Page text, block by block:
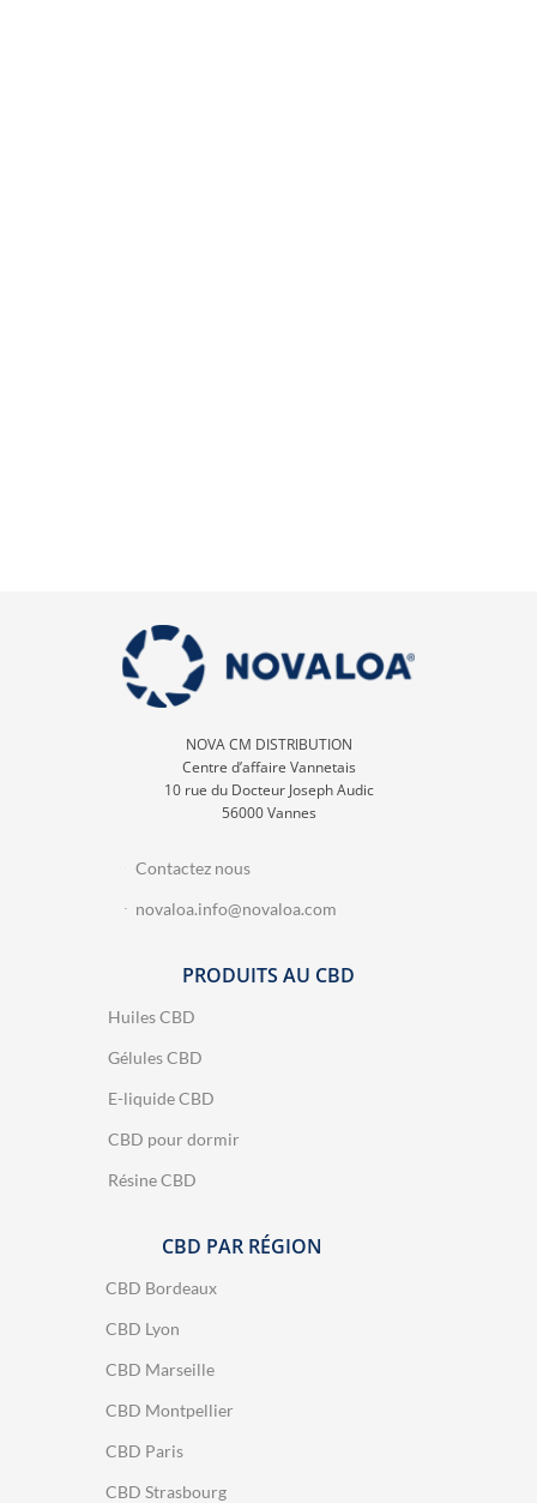
NOVA CM DISTRIBUTION
Centre d’affaire Vannetais
10 rue du Docteur Joseph Audic
56000 Vannes
Contactez nous
novaloa.info@novaloa.com
PRODUITS AU CBD
Huiles CBD
Gélules CBD
E-liquide CBD
CBD pour dormir
Résine CBD
CBD PAR RÉGION
CBD Bordeaux
CBD Lyon
CBD Marseille
CBD Montpellier
CBD Paris
CBD Strasbourg